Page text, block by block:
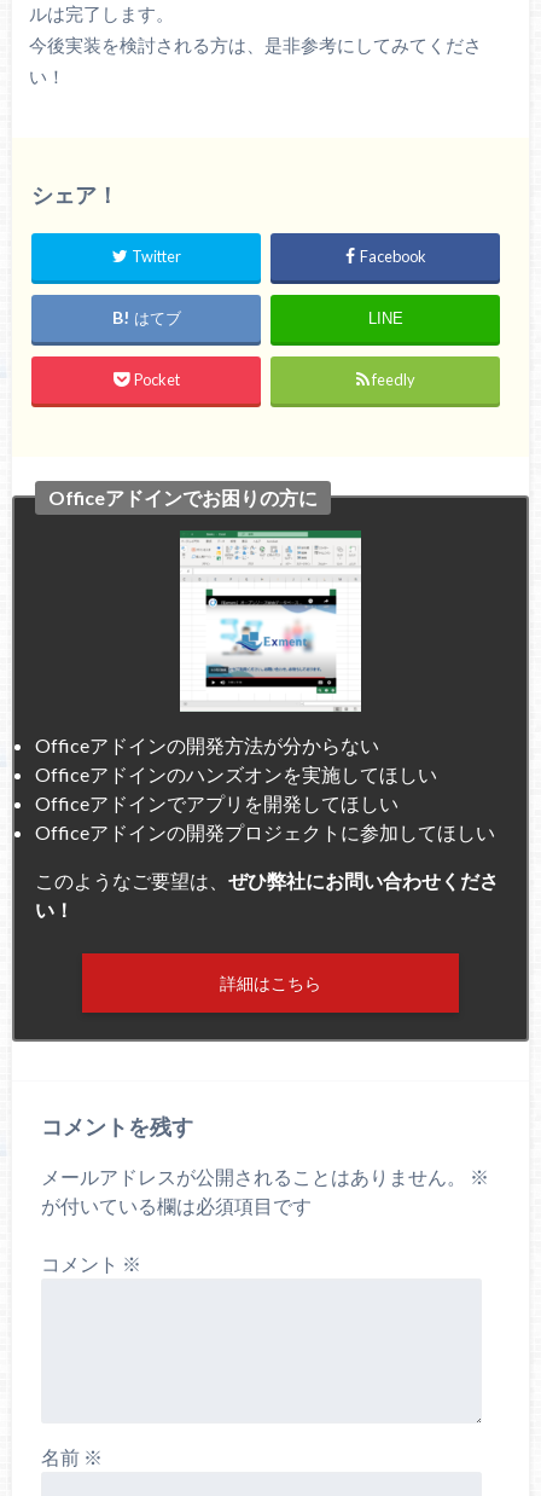
ルは完了します。
今後実装を検討される方は、是非参考にしてみてくださ
い！
シェア！
Twitter Facebook
はてブ LINE
Pocket feedly
Officeアドインでお困りの方に
Officeアドインの開発方法が分からない
Officeアドインのハンズオンを実施してほしい
Officeアドインでアプリを開発してほしい
Officeアドインの開発プロジェクトに参加してほしい
このようなご要望は、ぜひ弊社にお問い合わせくださ
い！
詳細はこちら
コメントを残す
メールアドレスが公開されることはありません。
※
が付いている欄は必須項目です
コメント ※
名前 ※